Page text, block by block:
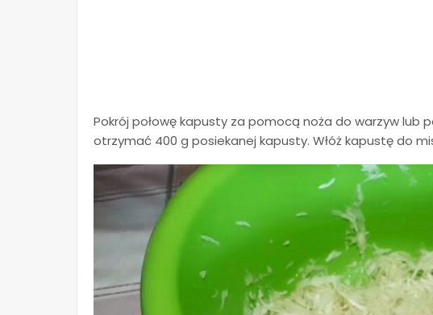
Pokrój połowę kapusty za pomocą noża do warzyw lub
otrzymać 400 g posiekanej kapusty. Włóż kapustę do